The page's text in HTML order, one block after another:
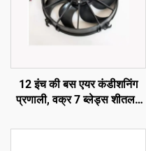
12 इंच की बस एयर कंडीशनिंग
प्रणाली, वक्र 7 ब्लेड्स शीतलन